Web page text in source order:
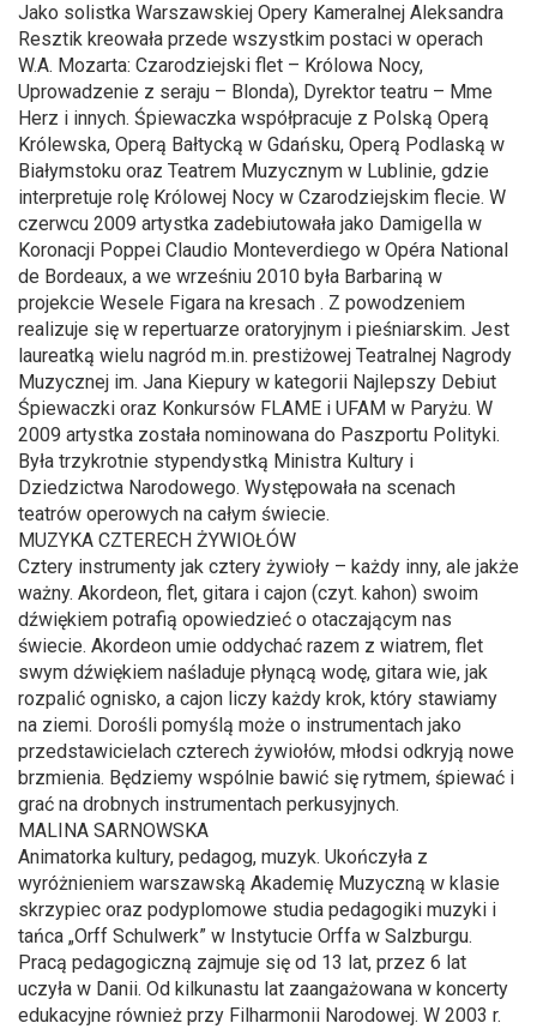
Jako solistka Warszawskiej Opery Kameralnej Aleksandra
Resztik kreowała przede wszystkim postaci w operach
W.A. Mozarta: Czarodziejski flet – Królowa Nocy,
Uprowadzenie z seraju – Blonda), Dyrektor teatru – Mme
Herz i innych. Śpiewaczka współpracuje z Polską Operą
Królewska, Operą Bałtycką w Gdańsku, Operą Podlaską w
Białymstoku oraz Teatrem Muzycznym w Lublinie, gdzie
interpretuje rolę Królowej Nocy w Czarodziejskim flecie. W
czerwcu 2009 artystka zadebiutowała jako Damigella w
Koronacji Poppei Claudio Monteverdiego w Opéra National
de Bordeaux, a we wrześniu 2010 była Barbariną w
projekcie Wesele Figara na kresach . Z powodzeniem
realizuje się w repertuarze oratoryjnym i pieśniarskim. Jest
laureatką wielu nagród m.in. prestiżowej Teatralnej Nagrody
Muzycznej im. Jana Kiepury w kategorii Najlepszy Debiut
Śpiewaczki oraz Konkursów FLAME i UFAM w Paryżu. W
2009 artystka została nominowana do Paszportu Polityki.
Była trzykrotnie stypendystką Ministra Kultury i
Dziedzictwa Narodowego. Występowała na scenach
teatrów operowych na całym świecie.
MUZYKA CZTERECH ŻYWIOŁÓW
Cztery instrumenty jak cztery żywioły – każdy inny, ale jakże
ważny. Akordeon, flet, gitara i cajon (czyt. kahon) swoim
dźwiękiem potrafią opowiedzieć o otaczającym nas
świecie. Akordeon umie oddychać razem z wiatrem, flet
swym dźwiękiem naśladuje płynącą wodę, gitara wie, jak
rozpalić ognisko, a cajon liczy każdy krok, który stawiamy
na ziemi. Dorośli pomyślą może o instrumentach jako
przedstawicielach czterech żywiołów, młodsi odkryją nowe
brzmienia. Będziemy wspólnie bawić się rytmem, śpiewać i
grać na drobnych instrumentach perkusyjnych.
MALINA SARNOWSKA
Animatorka kultury, pedagog, muzyk. Ukończyła z
wyróżnieniem warszawską Akademię Muzyczną w klasie
skrzypiec oraz podyplomowe studia pedagogiki muzyki i
tańca „Orff Schulwerk” w Instytucie Orffa w Salzburgu.
Pracą pedagogiczną zajmuje się od 13 lat, przez 6 lat
uczyła w Danii. Od kilkunastu lat zaangażowana w koncerty
edukacyjne również przy Filharmonii Narodowej. W 2003 r.